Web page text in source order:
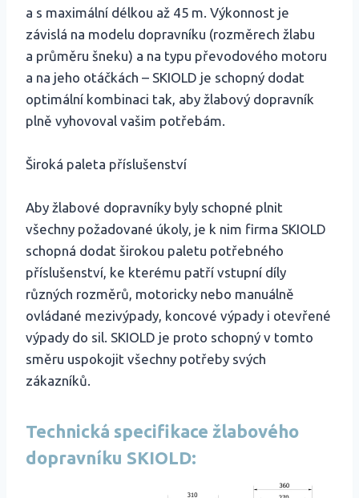
a s maximální délkou až 45 m. Výkonnost je
závislá na modelu dopravníku (rozměrech žlabu
a průměru šneku) a na typu převodového motoru
a na jeho otáčkách – SKIOLD je schopný dodat
optimální kombinaci tak, aby žlabový dopravník
plně vyhovoval vašim potřebám.
Široká paleta příslušenství
Aby žlabové dopravníky byly schopné plnit
všechny požadované úkoly, je k nim firma SKIOLD
schopná dodat širokou paletu potřebného
příslušenství, ke kterému patří vstupní díly
různých rozměrů, motoricky nebo manuálně
ovládané mezivýpady, koncové výpady i otevřené
výpady do sil. SKIOLD je proto schopný v tomto
směru uspokojit všechny potřeby svých
zákazníků.
Technická specifikace žlabového
dopravníku SKIOLD: